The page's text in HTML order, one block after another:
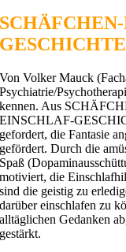
GESCHICHTE
Von Volker Mauck
Psychiatrie/
kennen. Aus
EINSCHLAF-
gefordert, die Fantasie
gefördert. Durch die
Spaß
motiviert, die
sind die geistig zu
darüber einschlafen zu
alltäglichen Gedanken
gestärkt.